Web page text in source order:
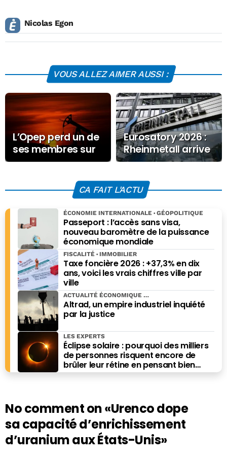
Nicolas Egon
VOUS ALLEZ AIMER AUSSI :
L’Opep perd un de
ses membres sur
fond de crise
Eurosatory 2026 :
Rheinmetall arrive
avec deux
CA FAIT L'ACTU
Passeport : l’accès sans visa,
nouveau baromètre de la puissance
économique mondiale
ÉCONOMIE INTERNATIONALE GÉOPOLITIQUE
Taxe foncière 2026 : +37,3% en dix
ans, voici les vrais chiffres ville par
ville
FISCALITÉ IMMOBILIER
Altrad, un empire industriel inquiété
par la justice
ACTUALITÉ ÉCONOMIQUE
Éclipse solaire : pourquoi des milliers
de personnes risquent encore de
brûler leur rétine en pensant bien
faire
LES EXPERTS
No comment on«Urenco dope
sa capacité d’enrichissement
d’uranium aux États-Unis»